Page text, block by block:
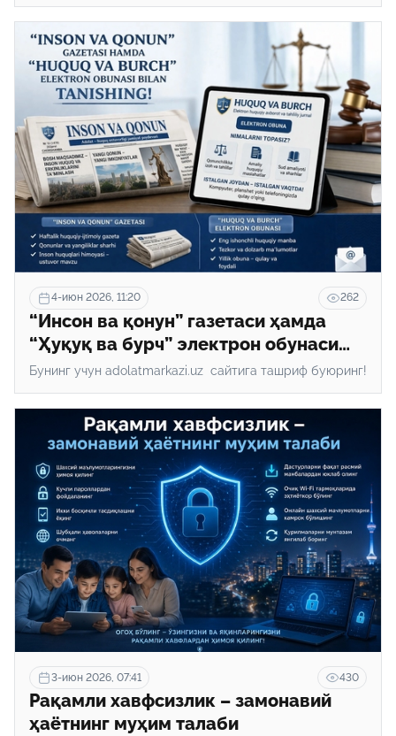
4-июн 2026, 11:20 262
“Инсон ва қонун” газетаси ҳамда
“Ҳуқуқ ва бурч” электрон обунаси
билан танишинг!
Бунинг учун adolatmarkazi.uz сайтига ташриф буюринг!
3-июн 2026, 07:41 430
Рақамли хавфсизлик – замонавий
ҳаётнинг муҳим талаби